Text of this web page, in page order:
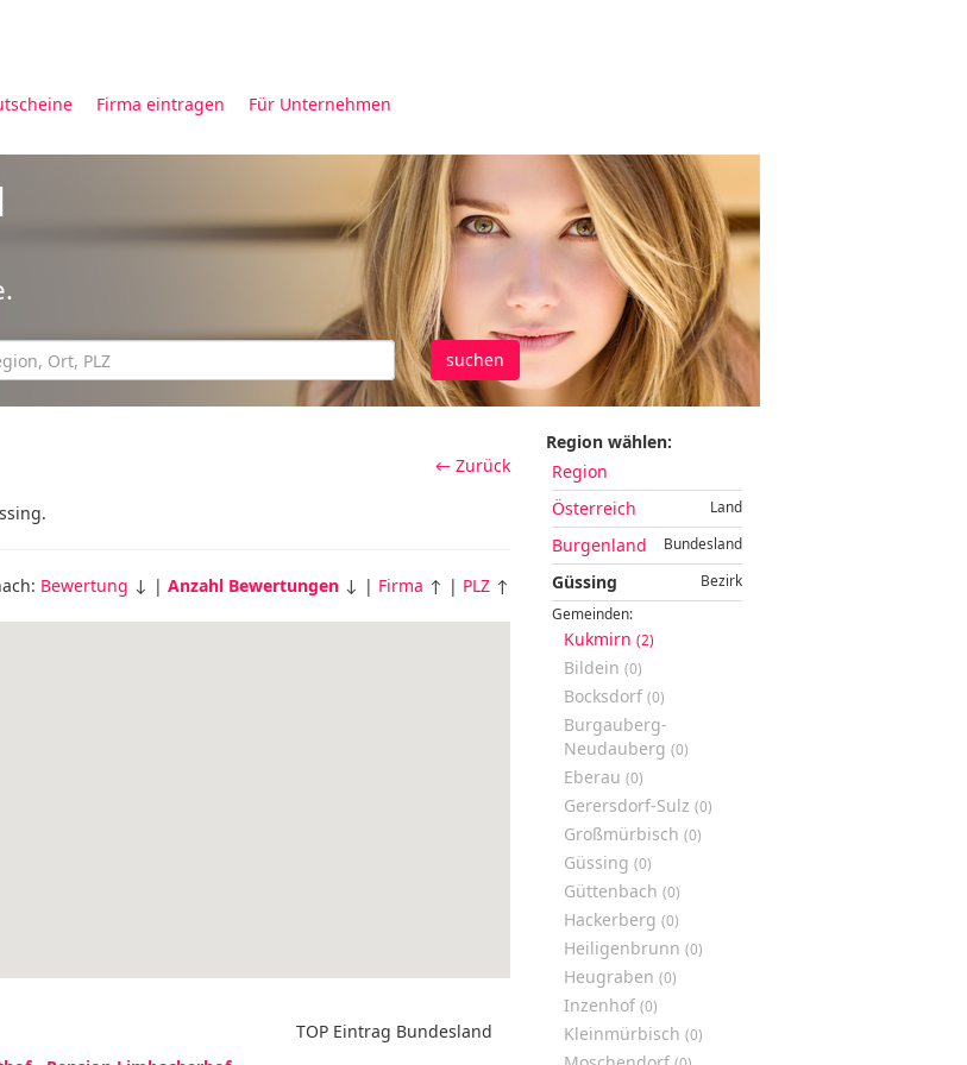
Firma eintragen Für Unternehmen
suchen
← Zurück
Bewertung ↓ | Anzahl Bewertungen ↓ | Firma ↑ | PLZ ↑
TOP Eintrag Bundesland
Region wählen:
Region
Land
Österreich
Bundesland
Burgenland
Bezirk
Güssing
Gemeinden:
Kukmirn (2)
Bildein (0)
Bocksdorf (0)
Burgauberg-
Neudauberg (0)
Eberau (0)
Gerersdorf-Sulz (0)
Großmürbisch (0)
Güssing (0)
Güttenbach (0)
Hackerberg (0)
Heiligenbrunn (0)
Heugraben (0)
Inzenhof (0)
Kleinmürbisch (0)